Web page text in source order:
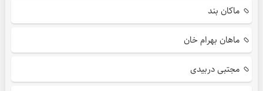
ماکان بند
ماهان بهرام خان
مجتبی دربیدی